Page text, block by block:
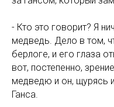
- Кто это говорит? Я
медведь. Дело в том,
берлоге, и его глаза
вот, постепенно,
медведю и он, щурясь
Ганса.